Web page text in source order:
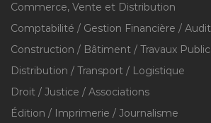
Commerce, Vente et Distribution
Comptabilité / Gestion Financière / Audit
Construction / Bâtiment / Travaux
Distribution / Transport / Logistique
Droit / Justice / Associations
Édition / Imprimerie / Journalisme